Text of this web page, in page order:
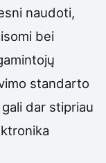
naudoti,
bei
standarto
dar stipriau